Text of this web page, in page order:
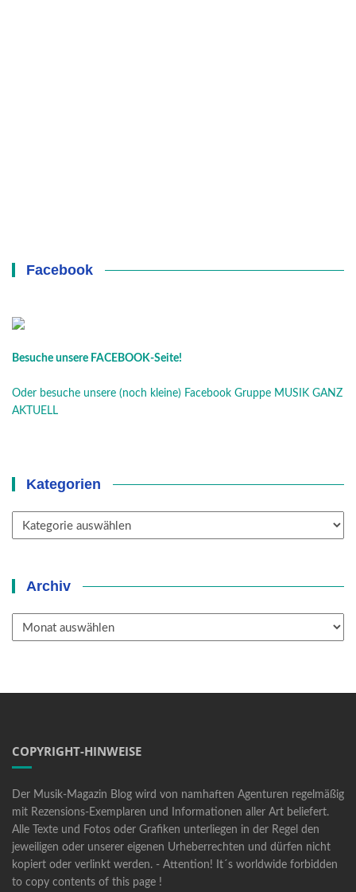
Facebook
Besuche unsere FACEBOOK-Seite!
Oder besuche unsere (noch kleine) Facebook Gruppe MUSIK GANZ
AKTUELL
Kategorien
Kategorien
Archiv
Archiv
COPYRIGHT-HINWEISE
Der Musik-Magazin Blog wird von namhaften Agenturen regelmäßig
mit Rezensions-Exemplaren und Informationen aller Art beliefert.
Alle Texte und Fotos oder Grafiken unterliegen in der Regel den
jeweiligen oder unserer eigenen Urheberrechten und dürfen nicht
kopiert oder verlinkt werden. - Attention! It´s worldwide forbidden
to copy contents of this page !